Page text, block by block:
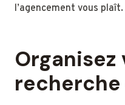
l’agencement vous plaît.
Organisez